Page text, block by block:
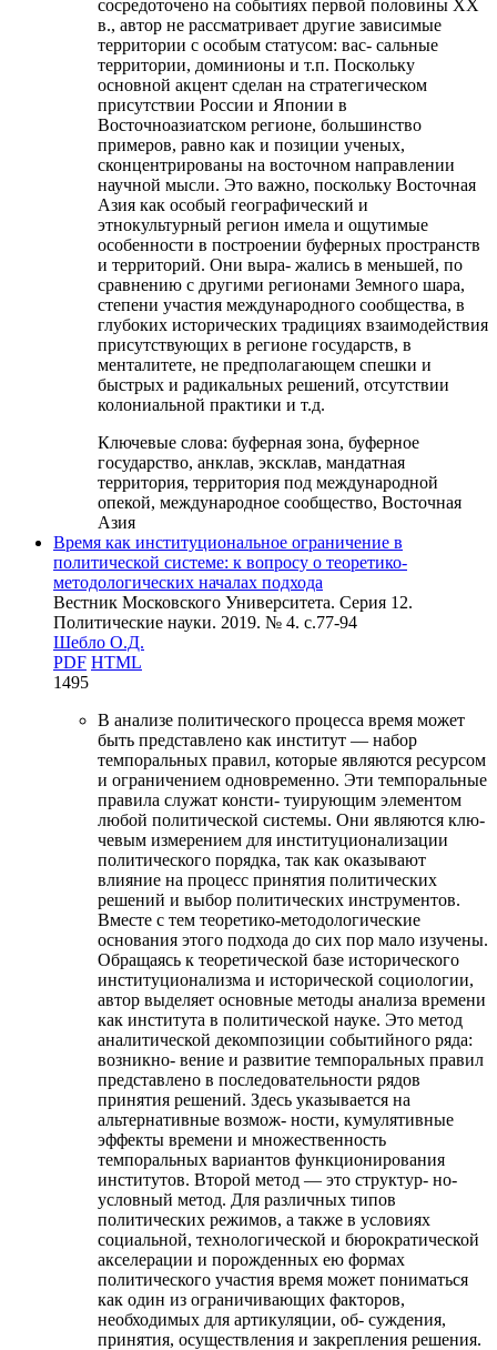
сосредоточено на событиях первой половины ХХ
в., автор не рассматривает другие зависимые
территории с особым статусом: вас- сальные
территории, доминионы и т.п. Поскольку
основной акцент сделан на стратегическом
присутствии России и Японии в
Восточноазиатском регионе, большинство
примеров, равно как и позиции ученых,
сконцентрированы на восточном направлении
научной мысли. Это важно, поскольку Восточная
Азия как особый географический и
этнокультурный регион имела и ощутимые
особенности в построении буферных пространств
и территорий. Они выра- жались в меньшей, по
сравнению с другими регионами Земного шара,
степени участия международного сообщества, в
глубоких исторических традициях взаимодействия
присутствующих в регионе государств, в
менталитете, не предполагающем спешки и
быстрых и радикальных решений, отсутствии
колониальной практики и т.д.
Ключевые слова: буферная зона, буферное
государство, анклав, эксклав, мандатная
территория, территория под международной
опекой, международное сообщество, Восточная
Азия
Время как институциональное ограничение в
политической системе: к вопросу о теоретико-
методологических началах подхода
Вестник Московского Университета. Серия 12.
Политические науки. 2019. № 4. c.77-94
Шебло О.Д.
PDF HTML
1495
В анализе политического процесса время может
быть представлено как институт — набор
темпоральных правил, которые являются ресурсом
и ограничением одновременно. Эти темпоральные
правила служат консти- туирующим элементом
любой политической системы. Они являются клю-
чевым измерением для институционализации
политического порядка, так как оказывают
влияние на процесс принятия политических
решений и выбор политических инструментов.
Вместе с тем теоретико-методологические
основания этого подхода до сих пор мало изучены.
Обращаясь к теоретической базе исторического
институционализма и исторической социологии,
автор выделяет основные методы анализа времени
как института в политической науке. Это метод
аналитической декомпозиции событийного ряда:
возникно- вение и развитие темпоральных правил
представлено в последовательности рядов
принятия решений. Здесь указывается на
альтернативные возмож- ности, кумулятивные
эффекты времени и множественность
темпоральных вариантов функционирования
институтов. Второй метод — это структур- но-
условный метод. Для различных типов
политических режимов, а также в условиях
социальной, технологической и бюрократической
акселерации и порожденных ею формах
политического участия время может пониматься
как один из ограничивающих факторов,
необходимых для артикуляции, об- суждения,
принятия, осуществления и закрепления решения.